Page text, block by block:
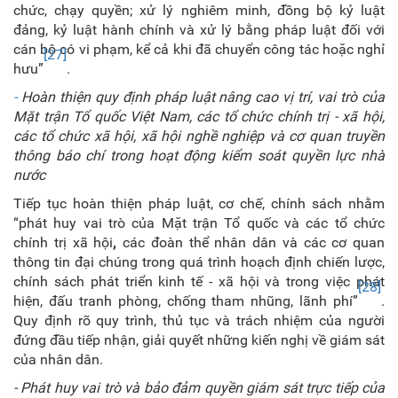
chức, chạy quyền; xử lý nghiêm minh, đồng bộ kỷ luật
đảng, kỷ luật hành chính và xử lý bằng pháp luật đối với
cán bộ có vi phạm, kể cả khi đã chuyển công tác hoặc nghỉ
hưu”
[27]
.
-Hoàn thiện quy định pháp luật nâng cao vị trí, vai trò của
Mặt trận Tổ quốc Việt Nam, các tổ chức chính trị - xã hội,
các tổ chức xã hội, xã hội nghề nghiệp và cơ quan truyền
thông báo chí trong hoạt động kiểm soát quyền lực nhà
nước
Tiếp tục hoàn thiện pháp luật, cơ chế, chính sách nhằm
“phát huy vai trò của Mặt trận Tổ quốc và các tổ chức
chính trị xã hội, các đoàn thể nhân dân và các cơ quan
thông tin đại chúng trong quá trình hoạch định chiến lược,
chính sách phát triển kinh tế - xã hội và trong việc phát
hiện, đấu tranh phòng, chống tham nhũng, lãnh phí”
[28]
.
Quy định rõ quy trình, thủ tục và trách nhiệm của người
đứng đầu tiếp nhận, giải quyết những kiến nghị về giám sát
của nhân dân.
- Phát huy vai trò và bảo đảm quyền giám sát trực tiếp của